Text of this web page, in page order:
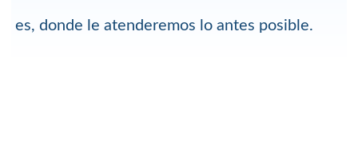
es, donde le atenderemos lo antes posible.